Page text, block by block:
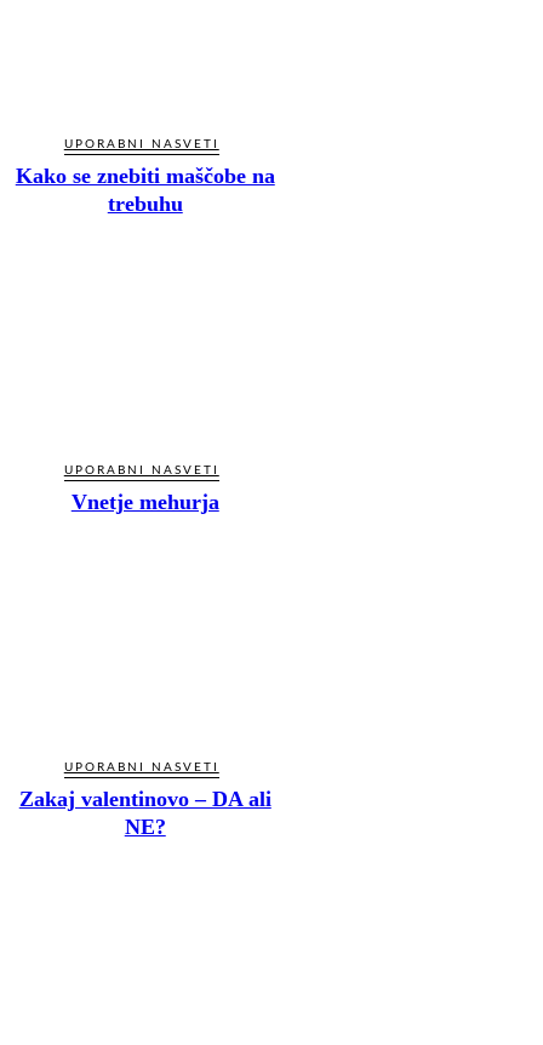
UPORABNI NASVETI
Kako se znebiti maščobe na
trebuhu
UPORABNI NASVETI
Vnetje mehurja
UPORABNI NASVETI
Zakaj valentinovo – DA ali
NE?